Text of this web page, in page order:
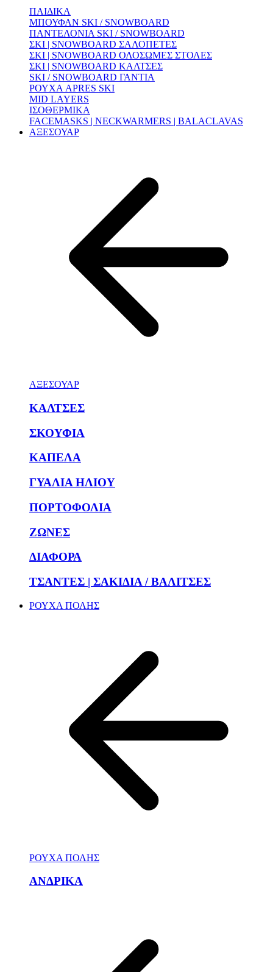
ΠΑΙΔΙΚΑ
ΜΠΟΥΦΑΝ SKI / SNOWBOARD
ΠΑΝΤΕΛΟΝΙΑ SKI / SNOWBOARD
ΣΚΙ | SNOWBOARD ΣΑΛΟΠΕΤΕΣ
ΣΚΙ | SNOWBOARD ΟΛΟΣΩΜΕΣ ΣΤΟΛΕΣ
ΣΚΙ | SNOWBOARD ΚΑΛΤΣΕΣ
SKI / SNOWBOARD ΓΑΝΤΙΑ
ΡΟΥΧΑ APRES SKI
MID LAYERS
ΙΣΟΘΕΡΜΙΚΑ
FACEMASKS | NECKWARMERS | BALACLAVAS
ΑΞΕΣΟΥΑΡ
ΑΞΕΣΟΥΑΡ
ΚΑΛΤΣΕΣ
ΣΚΟΥΦΙΑ
ΚΑΠΕΛΑ
ΓΥΑΛΙΑ ΗΛΙΟΥ
ΠΟΡΤΟΦΟΛΙΑ
ΖΩΝΕΣ
ΔΙΑΦΟΡΑ
ΤΣΑΝΤΕΣ | ΣΑΚΙΔΙΑ / ΒΑΛΙΤΣΕΣ
ΡΟΥΧΑ ΠΟΛΗΣ
ΡΟΥΧΑ ΠΟΛΗΣ
ΑΝΔΡΙΚΑ